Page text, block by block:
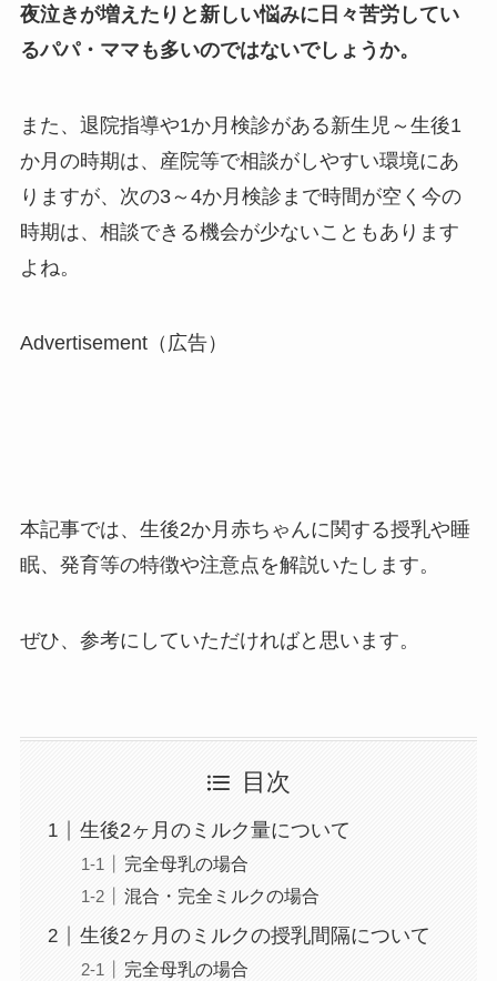
夜泣きが増えたりと新しい悩みに日々苦労してい
るパパ・ママも多いのではないでしょうか。
また、退院指導や1か月検診がある新生児～生後1
か月の時期は、産院等で相談がしやすい環境にあ
りますが、次の3～4か月検診まで時間が空く今の
時期は、相談できる機会が少ないこともあります
よね。
Advertisement（広告）
本記事では、生後2か月赤ちゃんに関する授乳や睡
眠、発育等の特徴や注意点を解説いたします。
ぜひ、参考にしていただければと思います。
目次
生後2ヶ月のミルク量について
完全母乳の場合
混合・完全ミルクの場合
生後2ヶ月のミルクの授乳間隔について
完全母乳の場合